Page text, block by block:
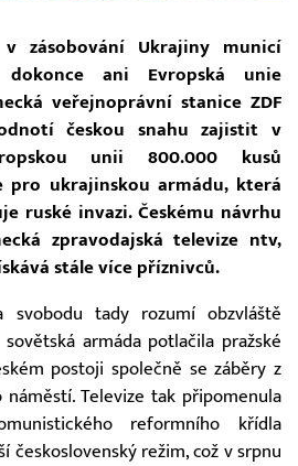
zásobování Ukrajiny municí
ani Evropská unie
veřejnoprávní stanice ZDF
českou snahu zajistit v
unii 800.000 kusů
pro ukrajinskou armádu, která
ruské invazi. Českému návrhu
zpravodajská televize ntv,
stále více příznivců.
svobodu tady rozumí obzvláště
armáda potlačila pražské
postoji společně se záběry z
náměstí. Televize tak připomenula
reformního křídla
československý režim, což v srpnu